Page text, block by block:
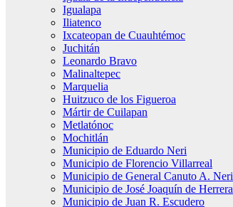
Igualapa
Iliatenco
Ixcateopan de Cuauhtémoc
Juchitán
Leonardo Bravo
Malinaltepec
Marquelia
Huitzuco de los Figueroa
Mártir de Cuilapan
Metlatónoc
Mochitlán
Municipio de Eduardo Neri
Municipio de Florencio Villarreal
Municipio de General Canuto A. Neri
Municipio de José Joaquín de Herrera
Municipio de Juan R. Escudero